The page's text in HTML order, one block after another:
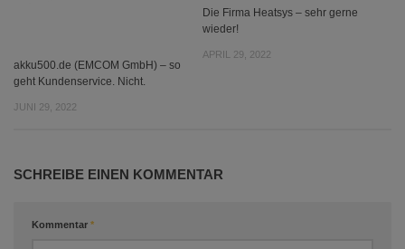
akku500.de (EMCOM GmbH) – so
geht Kundenservice. Nicht.
JUNI 29, 2022
Die Firma Heatsys – sehr gerne
wieder!
APRIL 29, 2022
SCHREIBE EINEN KOMMENTAR
Kommentar *